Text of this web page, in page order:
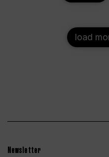
load
Newsletter